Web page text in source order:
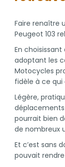
Faire renaître
Peugeot 103
En
adoptant les
Motocycles
fidèle à ce
Légère,
pourrait bien
de nombreux
Et c’est sans
pouvait